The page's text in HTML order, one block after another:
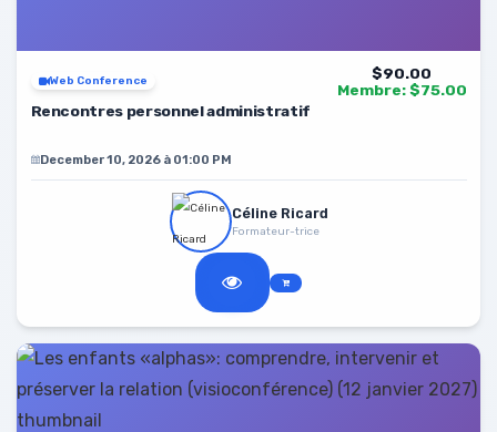
Web Conference
$90.00
Membre: $75.00
Rencontres personnel administratif
December 10, 2026 à 01:00 PM
Céline Ricard
Formateur-trice